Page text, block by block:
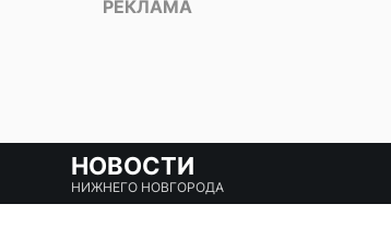
НОВОСТИ
НИЖНЕГО НОВГОРОДА